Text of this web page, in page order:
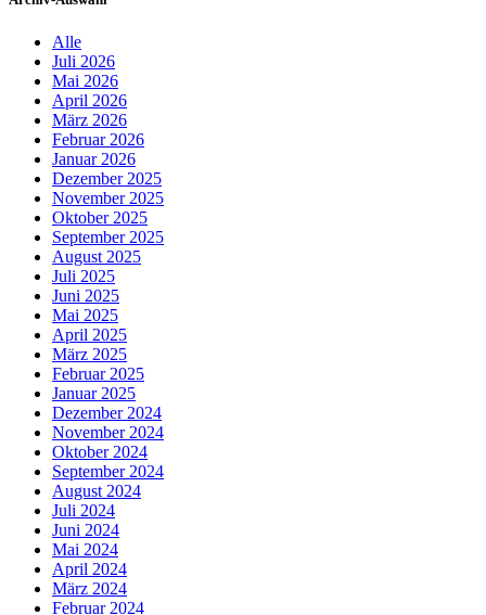
Alle
Juli 2026
Mai 2026
April 2026
März 2026
Februar 2026
Januar 2026
Dezember 2025
November 2025
Oktober 2025
September 2025
August 2025
Juli 2025
Juni 2025
Mai 2025
April 2025
März 2025
Februar 2025
Januar 2025
Dezember 2024
November 2024
Oktober 2024
September 2024
August 2024
Juli 2024
Juni 2024
Mai 2024
April 2024
März 2024
Februar 2024